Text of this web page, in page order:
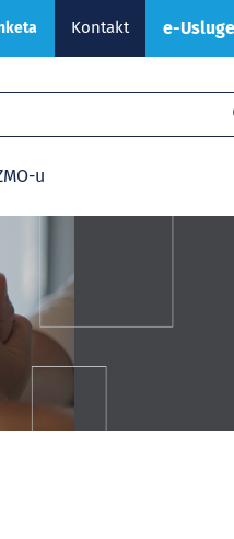
Kontakt e-Usluge
u